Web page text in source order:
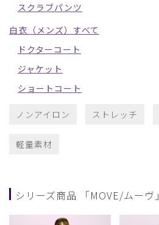
スクラブパンツ
白衣（メンズ）すべて
ドクターコート
ジャケット
ショートコート
ノンアイロン ストレッチ
軽量素材
シリーズ商品 「MOVE/ムーヴ」